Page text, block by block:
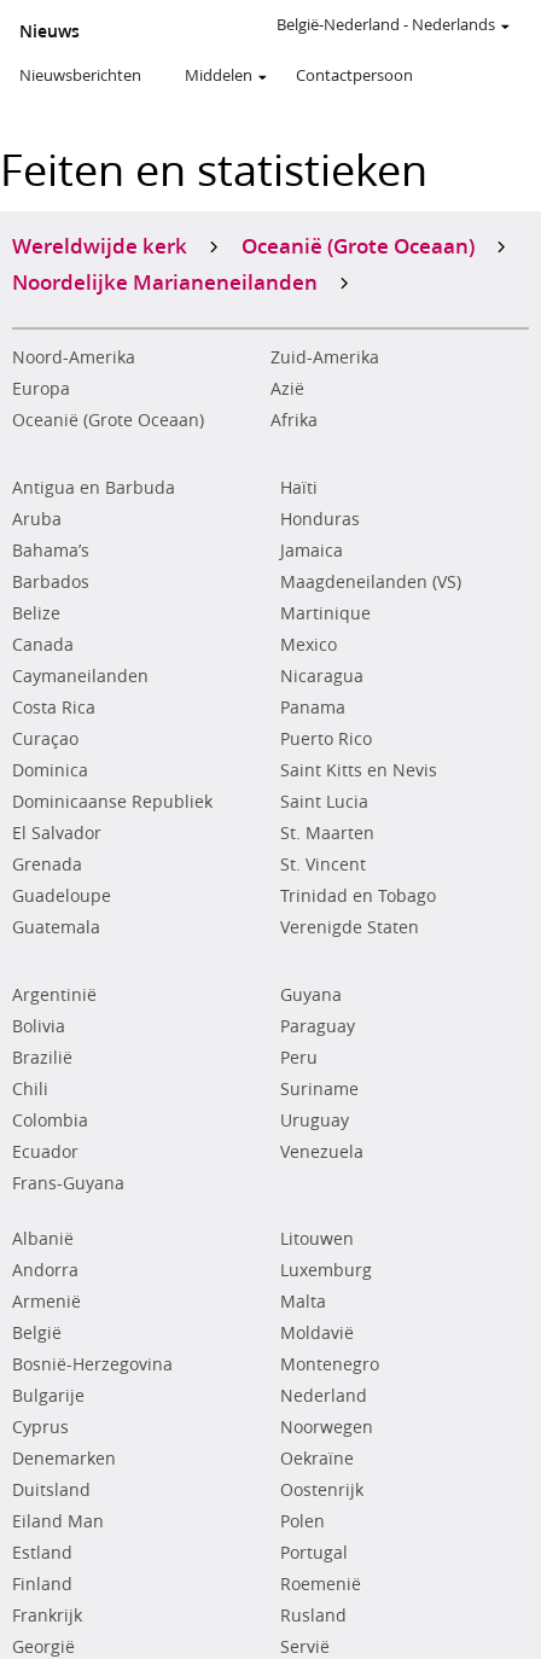
Nieuws
Nieuwsberichten Middelen Contactpersoon
België-Nederland - Nederlands
Feiten en statistieken
Wereldwijde kerk
Oceanië (Grote Oceaan)
Noordelijke Marianeneilanden
Noord-Amerika
Zuid-Amerika
Europa
Azië
Oceanië (Grote Oceaan)
Afrika
Antigua en Barbuda
Aruba
Bahama’s
Barbados
Belize
Canada
Caymaneilanden
Costa Rica
Curaçao
Dominica
Dominicaanse Republiek
El Salvador
Grenada
Guadeloupe
Guatemala
Haïti
Honduras
Jamaica
Maagdeneilanden (VS)
Martinique
Mexico
Nicaragua
Panama
Puerto Rico
Saint Kitts en Nevis
Saint Lucia
St. Maarten
St. Vincent
Trinidad en Tobago
Verenigde Staten
Argentinië
Bolivia
Brazilië
Chili
Colombia
Ecuador
Frans-Guyana
Guyana
Paraguay
Peru
Suriname
Uruguay
Venezuela
Albanië
Andorra
Armenië
België
Bosnië-Herzegovina
Bulgarije
Cyprus
Denemarken
Duitsland
Eiland Man
Estland
Finland
Frankrijk
Georgië
Litouwen
Luxemburg
Malta
Moldavië
Montenegro
Nederland
Noorwegen
Oekraïne
Oostenrijk
Polen
Portugal
Roemenië
Rusland
Servië